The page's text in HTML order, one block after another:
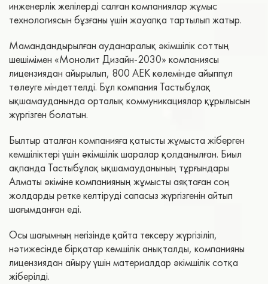
инженерлік желілерді салған компаниялар жұмыс
технологиясын бұзғаны үшін жауапқа тартылып жатыр.
Мамандандырылған ауданаралық әкімшілік соттың
шешімімен «Монолит Дизайн-2030» компаниясы
лицензиядан айырылып, 800 АЕК көлемінде айыппұл
төлеуге міндеттелді. Бұл компания Тастыбұлақ
ықшамауданында орталық коммуникациялар құрылысын
жүргізген болатын.
Былтыр аталған компанияға қатысты жұмыста жіберген
кемшіліктері үшін әкімшілік шаралар қолданылған. Биыл
ақпанда Тастыбұлақ ықшамауданының тұрғындары
Алматы әкіміне компанияның жұмысты аяқтаған соң
жолдарды ретке келтіруді сапасыз жүргізгенін айтып
шағымданған еді.
Осы шағымның негізінде қайта тексеру жүргізіліп,
нәтижесінде бірқатар кемшілік анықталды, компанияны
лицензиядан айыру үшін материалдар әкімшілік сотқа
жіберілді.